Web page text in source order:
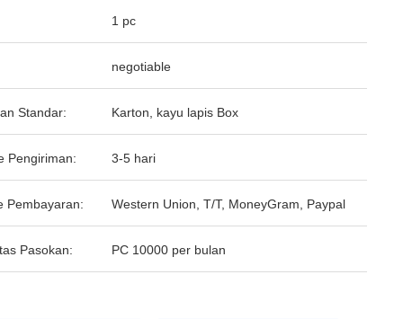
1 pc
negotiable
Standar: Karton, kayu lapis Box
Pengiriman: 3-5 hari
Pembayaran: Western Union, T/T, MoneyGram, Paypal
Pasokan: PC 10000 per bulan